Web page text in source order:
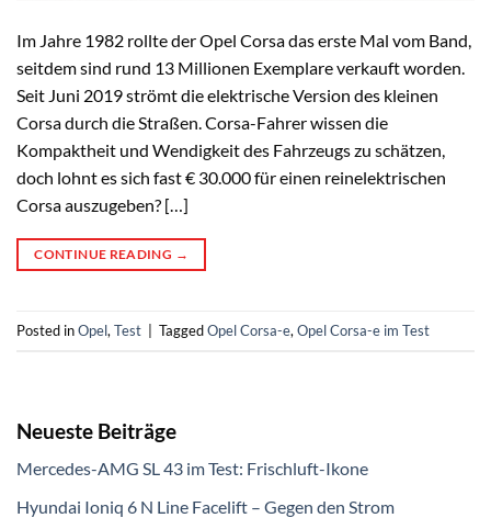
Im Jahre 1982 rollte der Opel Corsa das erste Mal vom Band,
seitdem sind rund 13 Millionen Exemplare verkauft worden.
Seit Juni 2019 strömt die elektrische Version des kleinen
Corsa durch die Straßen. Corsa-Fahrer wissen die
Kompaktheit und Wendigkeit des Fahrzeugs zu schätzen,
doch lohnt es sich fast € 30.000 für einen reinelektrischen
Corsa auszugeben? […]
CONTINUE READING →
Posted inOpel, Test TaggedOpel Corsa-e, Opel Corsa-e im Test
Neueste Beiträge
Mercedes-AMG SL 43 im Test: Frischluft-Ikone
Hyundai Ioniq 6 N Line Facelift – Gegen den Strom